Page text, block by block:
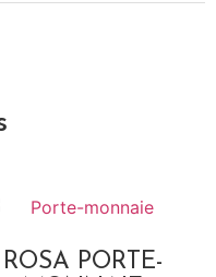
ROSA PORTE-